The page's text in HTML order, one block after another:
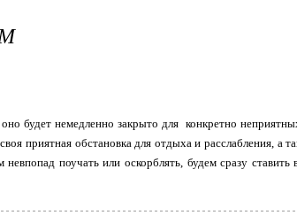
немедленно закрыто для конкретно
приятная обстановка для отдыха и расслабления, а
поучать или оскорблять, будем сразу ставить